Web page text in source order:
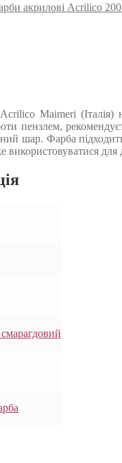
акрилові Acrilico
Maimeri
пензлем,
шар. Фарба
для